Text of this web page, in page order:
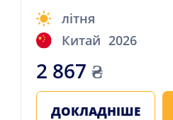
літня
Китай 2026
2 867 ₴
ДОКЛАДНІШЕ